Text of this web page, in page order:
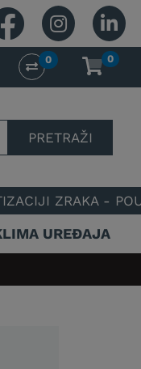
0 0
PRETRAŽI
POUZDAN I
UREĐAJA